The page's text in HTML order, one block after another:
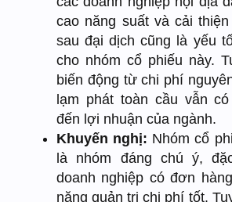
cao năng suất và cải
sau đại dịch cũng là yếu
cho nhóm cổ phiếu này.
biến động từ chi phí
lạm phát toàn cầu vẫn
đến lợi nhuận của ngành.
Khuyến nghị: Nhóm cổ
là nhóm đáng chú ý,
doanh nghiệp có đơn
năng quản trị chi phí tốt.